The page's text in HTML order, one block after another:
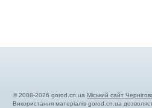
© 2008-2026 gorod.cn.ua Міський сайт
Використання матеріалів gorod.cn.ua